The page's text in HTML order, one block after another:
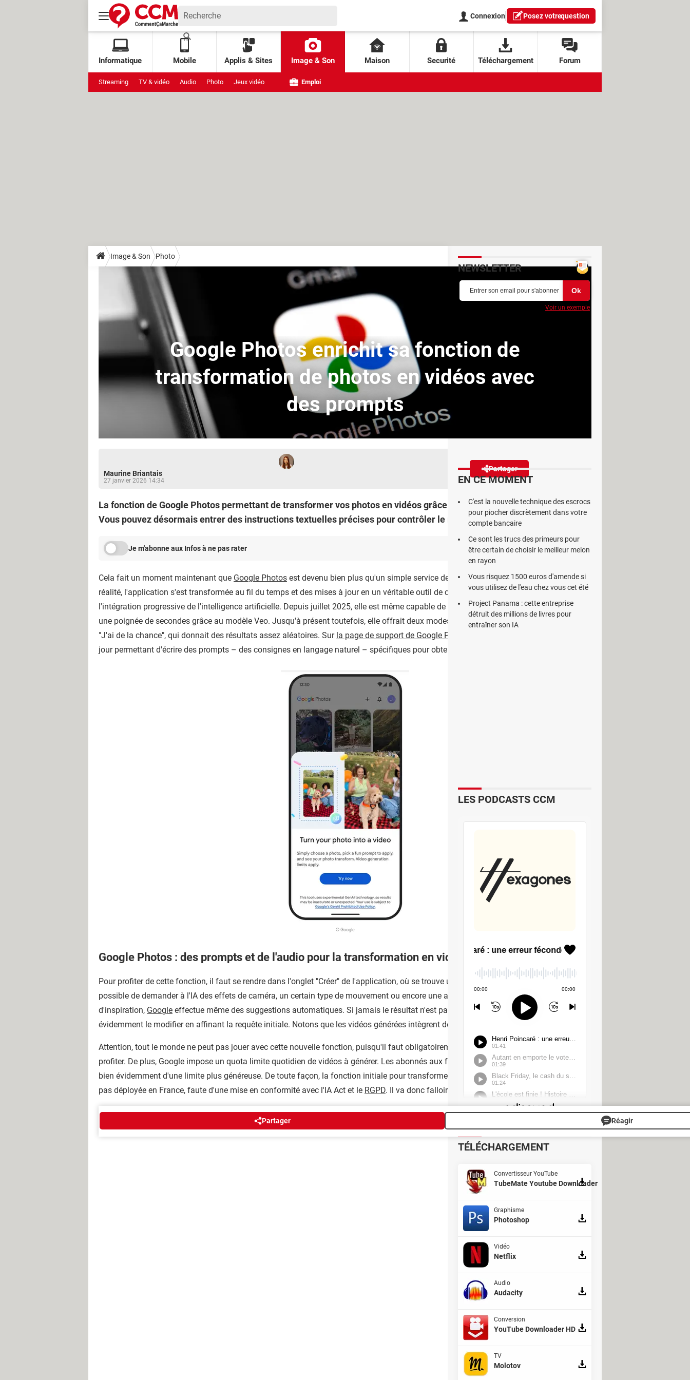
Connexion Posez votrequestion
Informatique Mobile Applis & Sites Image & Son Maison Securité Téléchargement Forum
Streaming TV & vidéo Audio Photo Jeux vidéo Emploi
Image & Son Photo
Google Photos enrichit sa fonction de
transformation de photos en vidéos avec
des prompts
Maurine Briantais
27 janvier 2026 14:34
Partager
La fonction de Google Photos permettant de transformer vos photos en vidéos grâce à l'IA passe au niveau supérieur!
Vous pouvez désormais entrer des instructions textuelles précises pour contrôler le résultat voulu.
Je m'abonne aux Infos à ne pas rater
Cela fait un moment maintenant que Google Photos est devenu bien plus qu'un simple service de stockage de photos et de vidéos. En
réalité, l'application s'est transformée au fil du temps et des mises à jour en un véritable outil de création à part entière, aidée par
l'intégration progressive de l'intelligence artificielle. Depuis juillet 2025, elle est même capable de
transformer les photos en vidéosen
une poignée de secondes grâce au modèle Veo. Jusqu'à présent toutefois, elle offrait deux modes seulement : "Mouvements subtils" et
"J'ai de la chance", qui donnait des résultats assez aléatoires. Sur la page de support de Google Photos
jour permettant d'écrire des prompts – des consignes en langage naturel – spécifiques pour obtenir un résultat bien précis.
© Google
Google Photos : des prompts et de l'audio pour la transformation en vidéo
Pour profiter de cette fonction, il faut se rendre dans l'onglet "Créer" de l'application, où se trouve un champ de saisie dédié. Il est ainsi
possible de demander à l'IA des effets de caméra, un certain type de mouvement ou encore une ambiance particulière. En cas de panne
d'inspiration, Google effectue même des suggestions automatiques. Si jamais le résultat n'est pas celui espéré, l'utilisateur peut bien
évidemment le modifier en affinant la requête initiale. Notons que les vidéos générées intègrent désormais par défaut une piste audio.
Attention, tout le monde ne peut pas jouer avec cette nouvelle fonction, puisqu'il faut obligatoirement avoir plus de 18 ans pour en
profiter. De plus, Google impose un quota limite quotidien de vidéos à générer. Les abonnés aux forfaits Google AI payants bénéficient
bien évidemment d'une limite plus généreuse. De toute façon, la fonction initiale pour transformer ses photos en vidéos n'est toujours
pas déployée en France, faute d'une mise en conformité avec l'IA Act et le RGPD. Il va donc falloir attendre un peu pour en profiter.
Partager Réagir
NEWSLETTER
Voir un exemple
EN CE MOMENT
C'est la nouvelle technique des escrocs
pour piocher discrètement dans votre
compte bancaire
Ce sont les trucs des primeurs pour
être certain de choisir le meilleur melon
en rayon
Vous risquez 1500 euros d'amende si
vous utilisez de l'eau chez vous cet été
Project Panama : cette entreprise
détruit des millions de livres pour
entraîner son IA
LES PODCASTS CCM
TÉLÉCHARGEMENT
Convertisseur YouTube
TubeMate Youtube Downloader
Graphisme
Photoshop
Vidéo
Netflix
Audio
Audacity
Conversion
YouTube Downloader HD
TV
Molotov